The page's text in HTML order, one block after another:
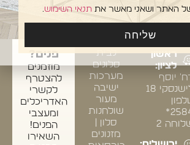
התצוגה:
ראשון
לציון:
יוסף
18
2584*
2
לבית
סלונים
מערכות
ישיבה
מעור
שולחנות
סלון |
מזנונים
פנים?
מוזמנים
להצטרף
לקשרי
האדריכלים
ומעצבי
הפנים!
השאירו
האתר ושאני מאשר את תנאי השימוש.
שליחה